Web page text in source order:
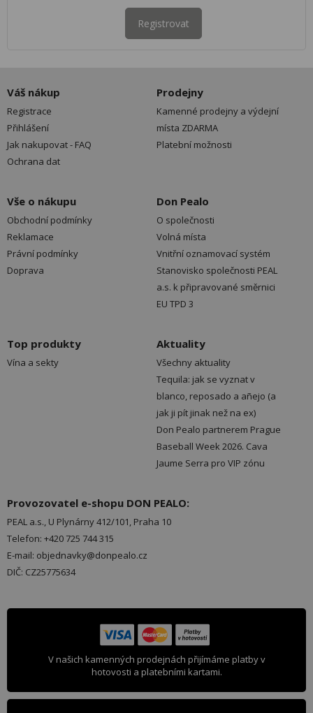
Registrovat
Váš nákup
Registrace
Přihlášení
Jak nakupovat - FAQ
Ochrana dat
Prodejny
Kamenné prodejny a výdejní
místa ZDARMA
Platební možnosti
Vše o nákupu
Obchodní podmínky
Reklamace
Právní podmínky
Doprava
Don Pealo
O společnosti
Volná místa
Vnitřní oznamovací systém
Stanovisko společnosti PEAL
a.s. k připravované směrnici
EU TPD 3
Top produkty
Vína a sekty
Aktuality
Všechny aktuality
Tequila: jak se vyznat v
blanco, reposado a añejo (a
jak ji pít jinak než na ex)
Don Pealo partnerem Prague
Baseball Week 2026. Cava
Jaume Serra pro VIP zónu
Provozovatel e-shopu DON PEALO:
PEAL a.s., U Plynárny 412/101, Praha 10
Telefon: +420 725 744 315
E-mail: objednavky@donpealo.cz
DIČ: CZ25775634
V našich kamenných prodejnách přijímáme platby v
hotovosti a platebními kartami.